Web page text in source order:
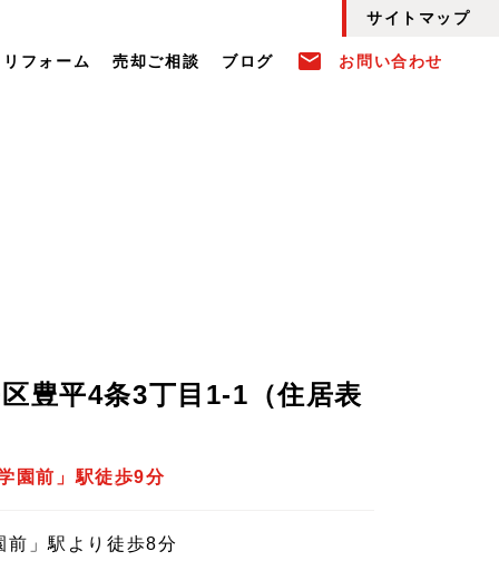
リフォーム 売却ご相談 ブログ email お問い合わせ
サイトマップ
豊平4条3丁目1-1（住居表
園前」駅徒歩9分
前」駅より徒歩8分